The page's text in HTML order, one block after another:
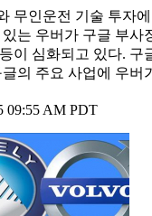
무인운전 기술 투자
는 우버가 구글 부사
이 심화되고 있다. 구
의 주요 사업에 우버
09:55 AM PDT